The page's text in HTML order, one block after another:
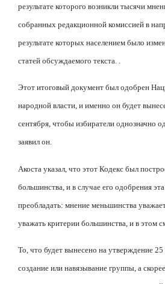
результате которого возникли тысячи
собранных редакционной комиссией в
результате которых населением было
статей обсуждаемого текста. .
Этот итоговый документ был одобрен
народной власти, и именно он будет
сентября, чтобы избиратели однозначно
заявил он.
Акоста указал, что этот Кодекс был
большинства, и в случае его одобрения
преобладать: мнение меньшинства
уважать критерии большинства, и в этом
То, что будет вынесено на утверждение
создание или навязывание группы, а